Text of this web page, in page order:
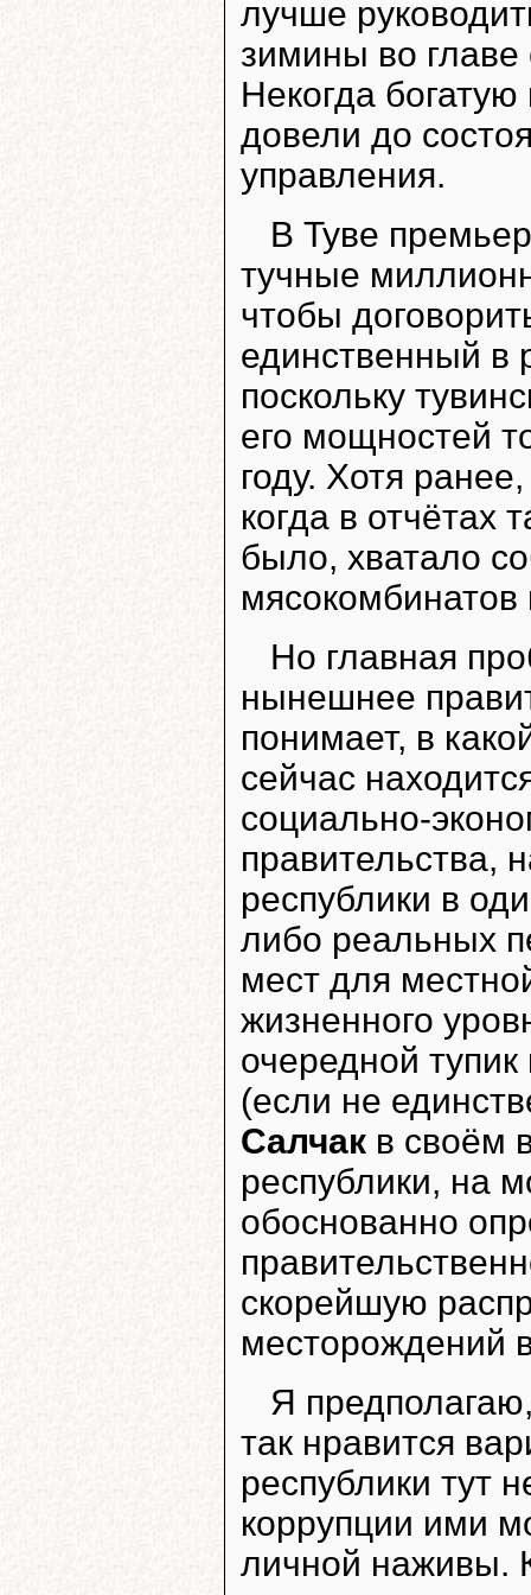
лучше
зимины во
Некогда
довели до
управления.
В Туве
тучные
чтобы
единственный в
поскольку
его мощностей
году. Хотя
когда в отчётах
было, хватало
Но главная
нынешнее
понимает, в
сейчас
социально-
правительства,
республики в
либо реальных
мест для
жизненного
очередной
(если не
Салчак в своём
республики, на
обоснованно
скорейшую
месторождений
Я
так нравится
республики тут
коррупции ими
личной наживы.